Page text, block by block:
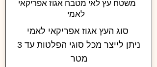
משטח עץ לאי מטבח אגוז אפריקאי
ניתן לייצר מכל סוגי הפלטות עד 3
מטר